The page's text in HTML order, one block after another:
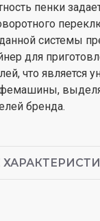
пенки
системы
для
что является
бренда.